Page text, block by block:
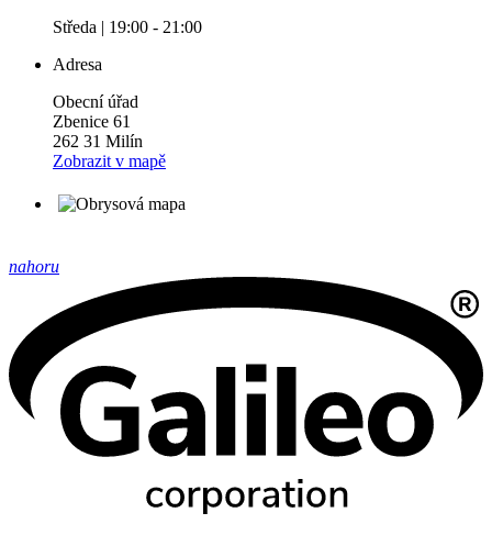
Středa | 19:00 - 21:00
Adresa
Obecní úřad
Zbenice 61
262 31 Milín
Zobrazit v mapě
nahoru